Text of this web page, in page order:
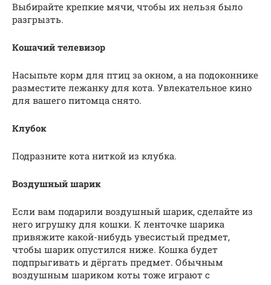
Выбирайте крепкие мячи, чтобы их нельзя было
разгрызть.
Кошачий телевизор
Насыпьте корм для птиц за окном, а на подоконнике
разместите лежанку для кота. Увлекательное кино
для вашего питомца снято.
Клубок
Подразните кота ниткой из клубка.
Воздушный шарик
Если вам подарили воздушный шарик, сделайте из
него игрушку для кошки. К ленточке шарика
привяжите какой-нибудь увесистый предмет,
чтобы шарик опустился ниже. Кошка будет
подпрыгивать и дёргать предмет. Обычным
воздушным шариком коты тоже играют с